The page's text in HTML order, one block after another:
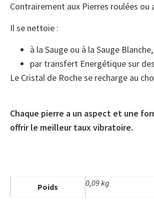
Contrairement aux Pierres roulées ou
Il se nettoie :
à la Sauge ou à la Sauge
par transfert Energétique sur des
Le Cristal de Roche se recharge au
Chaque pierre a un aspect et une
offrir le meilleur taux vibratoire.
Poids 0,09 kg